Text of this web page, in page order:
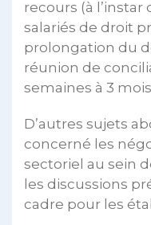
recours (à
salariés de droit
prolongation du
réunion de
semaines à 3
D’autres sujets
concerné les
sectoriel au sein
les discussions
cadre pour les